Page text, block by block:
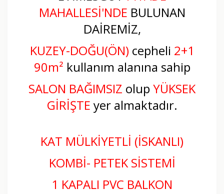
MAHALLESİ'NDE BULUNAN
DAİREMİZ,
KUZEY-DOĞU(ÖN) cepheli 2+1
90m² kullanım alanına sahip
SALON BAĞIMSIZ olup YÜKSEK
GİRİŞTE yer almaktadır.
KAT MÜLKİYETLİ (İSKANLI)
KOMBİ- PETEK SİSTEMİ
1 KAPALI PVC BALKON